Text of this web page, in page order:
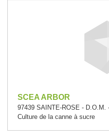
SCEA ARBOR
97439 SAINTE-ROSE - D.O.M.
Culture de la canne à sucre